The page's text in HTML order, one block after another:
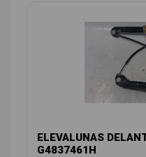
ELEVALUNAS
G4837461H